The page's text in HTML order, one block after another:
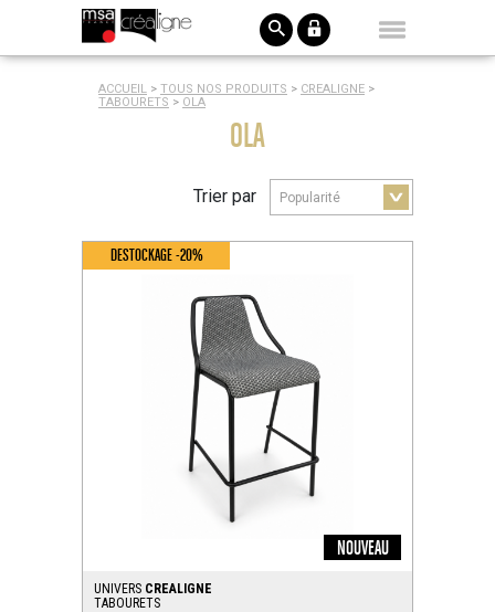
ACCUEIL > TOUS NOS PRODUITS > CREALIGNE >
TABOURETS > OLA
OLA
Trier par
DESTOCKAGE -20%
NOUVEAU
UNIVERS CREALIGNE
TABOURETS